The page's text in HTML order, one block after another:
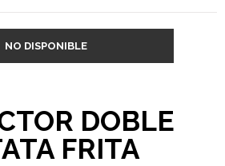
NO DISPONIBLE
DOBLE
FRITA